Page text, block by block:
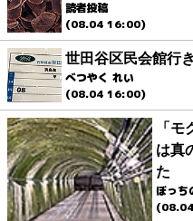
読者投稿
(08.04 16:00)
世田谷区民会館行
べつやく れい
(08.04 16:00)
「
は真
た
ぼっ